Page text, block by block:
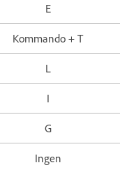
E
Kommando + T
L
I
G
Ingen